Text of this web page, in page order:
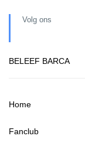
Volg ons
BELEEF BARCA
Home
Fanclub